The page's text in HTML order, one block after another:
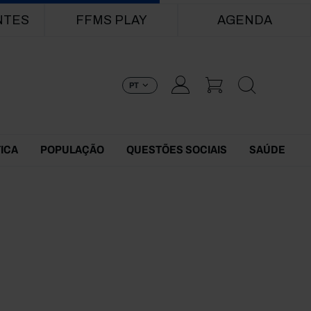
FFMS PLAY AGENDA
PT
POPULAÇÃO QUESTÕES SOCIAIS SAÚDE